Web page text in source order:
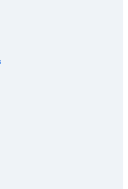
Beach